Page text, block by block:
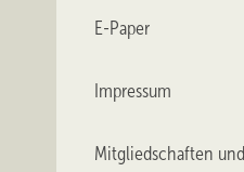
E-Paper
Impressum
Mitgliedschaften und